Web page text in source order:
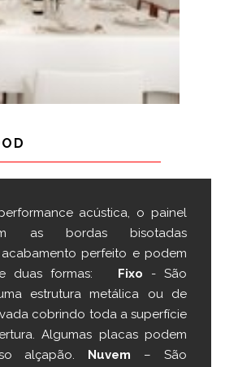
acústica, o painel
as bordas bisotadas
perfeito e podem
duas formas:
Fixo - São
estrutura metálica ou de
cobrindo toda a superfície
Algumas placas podem
alçapão.
Nuvem – São